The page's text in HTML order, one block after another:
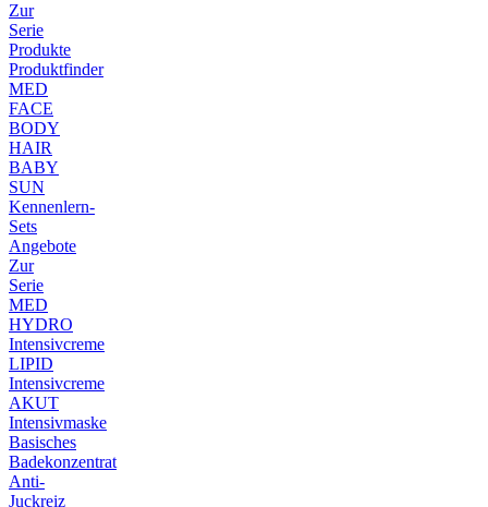
Zur
Serie
Produkte
Produktfinder
MED
FACE
BODY
HAIR
BABY
SUN
Kennenlern-
Sets
Angebote
Zur
Serie
MED
HYDRO
Intensivcreme
LIPID
Intensivcreme
AKUT
Intensivmaske
Basisches
Badekonzentrat
Anti-
Juckreiz